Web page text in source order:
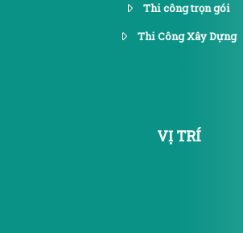
Thi công trọn gói
Thi Công Xây Dựng
VỊ TRÍ